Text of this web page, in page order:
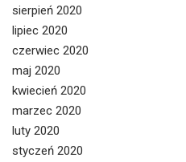
sierpień 2020
lipiec 2020
czerwiec 2020
maj 2020
kwiecień 2020
marzec 2020
luty 2020
styczeń 2020